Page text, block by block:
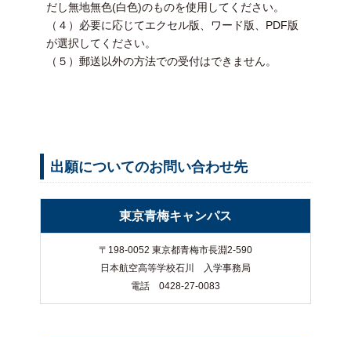
だし無地無色(白色)のものを使用してください。
（４）必要に応じてエクセル版、ワード版、PDF版
が選択してください。
（５）郵送以外の方法での受付はできません。
出願についてのお問い合わせ先
東京青梅キャンパス
〒198-0052 東京都青梅市長淵2-590
日本航空高等学校石川 入学事務局
電話 0428-27-0083